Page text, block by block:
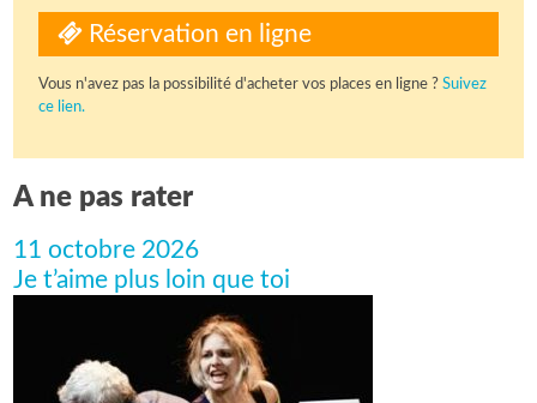
Réservation en ligne
Vous n'avez pas la possibilité d'acheter vos places en ligne ?Suivez
ce lien.
A ne pas rater
11 octobre 2026
Je t’aime plus loin que toi